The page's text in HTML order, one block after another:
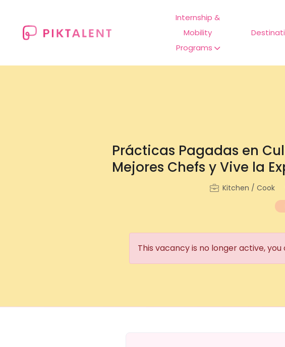
Internship &
Mobility
Programs
Prácticas Pagadas en
Mejores Chefs y Vive la
Kitchen / Cook
This vacancy is no longer active,